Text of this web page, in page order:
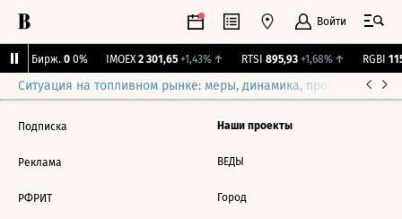
Войти
CNY Бирж. 0 0% IMOEX 2 301,65 +1,43%↑ RTSI 895,93 +1,68%↑ RGBI
Ситуация на топливном рынке: меры, динамика, прогнозы
Подписка
Реклама
РФРИТ
Наши проекты
ВЕДЫ
Город